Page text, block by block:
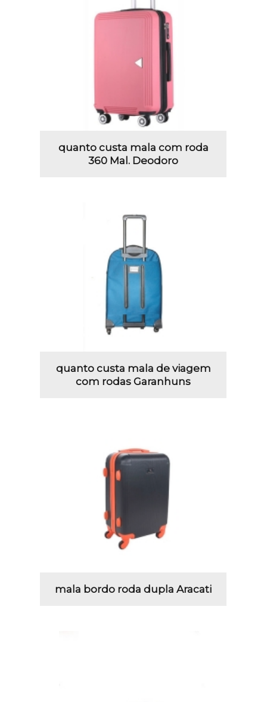
quanto custa mala com roda
360 Mal. Deodoro
quanto custa mala de viagem
com rodas Garanhuns
mala bordo roda dupla Aracati